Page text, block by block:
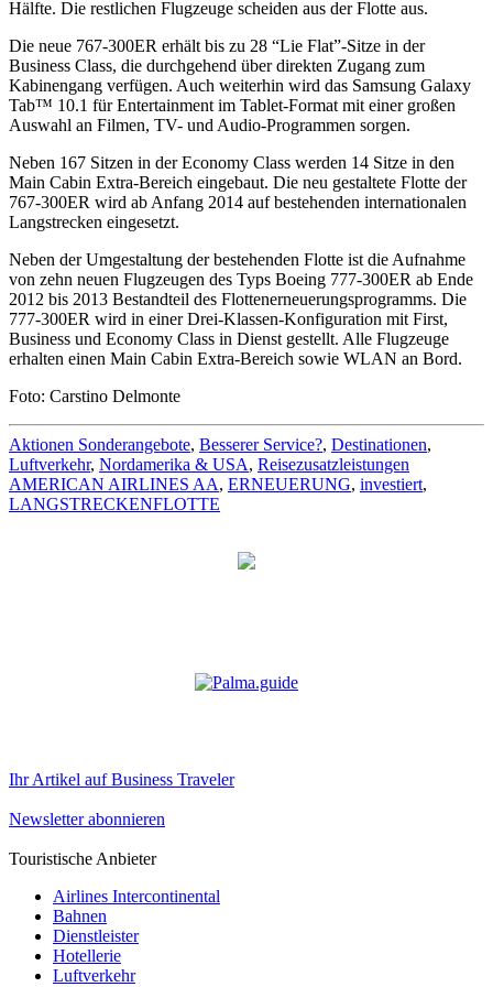
Hälfte. Die restlichen Flugzeuge scheiden aus der Flotte aus.
Die neue 767-300ER erhält bis zu 28 “Lie Flat”-Sitze in der
Business Class, die durchgehend über direkten Zugang zum
Kabinengang verfügen. Auch weiterhin wird das Samsung Galaxy
Tab™ 10.1 für Entertainment im Tablet-Format mit einer großen
Auswahl an Filmen, TV- und Audio-Programmen sorgen.
Neben 167 Sitzen in der Economy Class werden 14 Sitze in den
Main Cabin Extra-Bereich eingebaut. Die neu gestaltete Flotte der
767-300ER wird ab Anfang 2014 auf bestehenden internationalen
Langstrecken eingesetzt.
Neben der Umgestaltung der bestehenden Flotte ist die Aufnahme
von zehn neuen Flugzeugen des Typs Boeing 777-300ER ab Ende
2012 bis 2013 Bestandteil des Flottenerneuerungsprogramms. Die
777-300ER wird in einer Drei-Klassen-Konfiguration mit First,
Business und Economy Class in Dienst gestellt. Alle Flugzeuge
erhalten einen Main Cabin Extra-Bereich sowie WLAN an Bord.
Foto: Carstino Delmonte
Aktionen Sonderangebote, Besserer Service?, Destinationen,
Luftverkehr, Nordamerika & USA, Reisezusatzleistungen
AMERICAN AIRLINES AA, ERNEUERUNG, investiert,
LANGSTRECKENFLOTTE
Ihr Artikel auf Business Traveler
Newsletter abonnieren
Touristische Anbieter
Airlines Intercontinental
Bahnen
Dienstleister
Hotellerie
Luftverkehr